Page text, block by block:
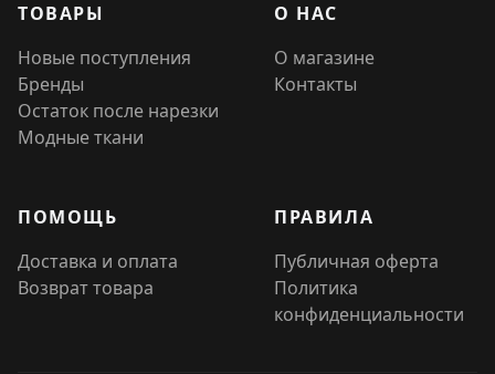
ТОВАРЫ
Новые поступления
Бренды
Остаток после нарезки
Модные ткани
О НАС
О магазине
Контакты
ПОМОЩЬ
Доставка и оплата
Возврат товара
ПРАВИЛА
Публичная оферта
Политика
конфиденциальности